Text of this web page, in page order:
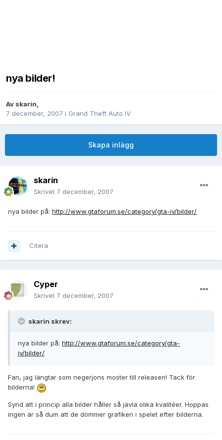
nya bilder!
Av skarin,
7 december, 2007 i Grand Theft Auto IV
Skapa inlägg
skarin
Skrivet 7 december, 2007
nya bilder på: http://www.gtaforum.se/category/gta-iv/bilder/
Citera
Cyper
Skrivet 7 december, 2007
skarin skrev:
nya bilder på: http://www.gtaforum.se/category/gta-
iv/bilder/
Fan, jag längtar som negerjons moster till releasen! Tack för
bilderna!
Synd att i princip alla bilder håller så jävla olika kvalitéer. Hoppas
ingen är så dum att de dömmer grafiken i spelet efter bilderna.